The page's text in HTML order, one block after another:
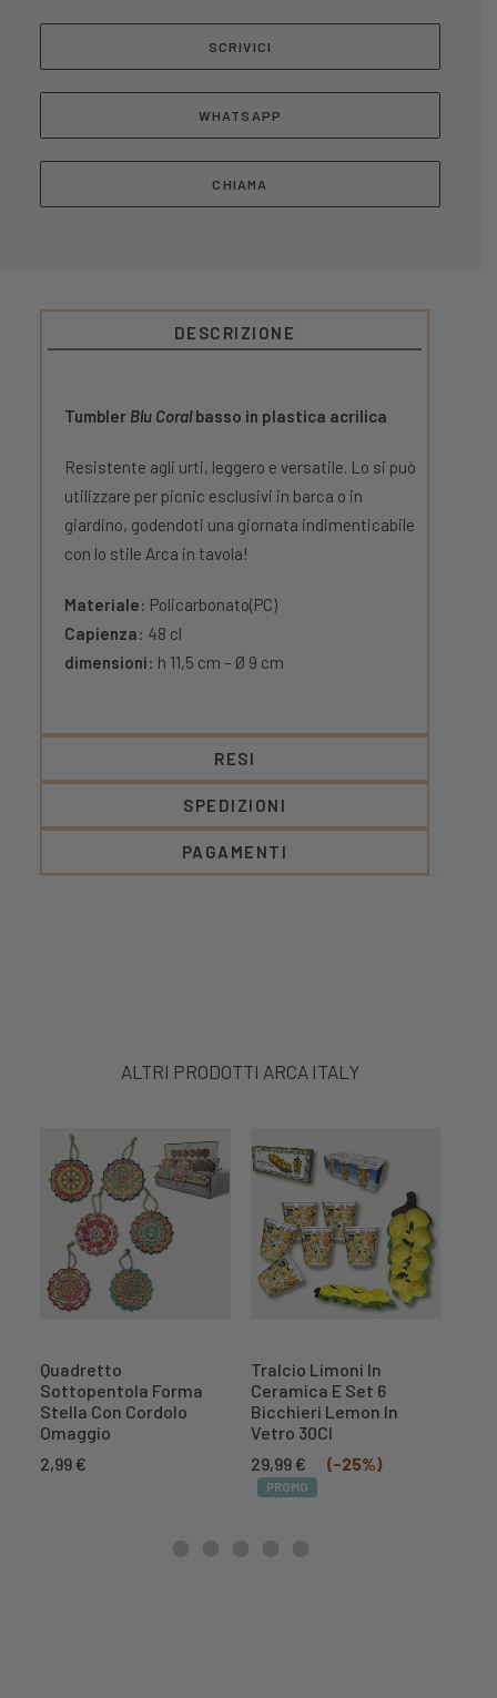
SCRIVICI
WHATSAPP
CHIAMA
DESCRIZIONE
Tumbler Blu Coralbasso in plastica acrilica
Resistente agli urti, leggero e versatile. Lo si può
utilizzare per picnic esclusivi in barca o in
giardino, godendoti una giornata indimenticabile
con lo stile Arca in tavola!
Materiale: Policarbonato(PC)
Capienza: 48 cl
dimensioni: h 11,5 cm – Ø 9 cm
RESI
SPEDIZIONI
PAGAMENTI
ALTRI PRODOTTI ARCA ITALY
Quadretto
Sottopentola Forma
Stella Con Cordolo
Omaggio
2,99€
Tralcio Limoni In
Ceramica E Set 6
Bicchieri Lemon In
Vetro 30Cl
Il
prezzo
originale
39,99 €.
29,99€
prezzo
(-25%)
PROMO